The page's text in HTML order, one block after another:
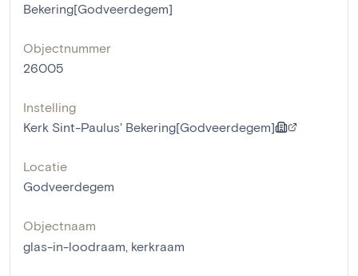
Bekering[Godveerdegem]
Objectnummer
26005
Instelling
Kerk Sint-Paulus' Bekering[Godveerdegem]
Locatie
Godveerdegem
Objectnaam
glas-in-loodraam, kerkraam